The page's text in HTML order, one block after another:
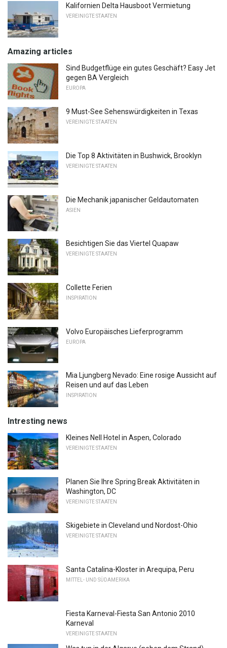
Kalifornien Delta Hausboot Vermietung
VEREINIGTE STAATEN
Amazing articles
Sind Budgetflüge ein gutes Geschäft? Easy Jet
gegen BA Vergleich
EUROPA
9 Must-See Sehenswürdigkeiten in Texas
VEREINIGTE STAATEN
Die Top 8 Aktivitäten in Bushwick, Brooklyn
VEREINIGTE STAATEN
Die Mechanik japanischer Geldautomaten
ASIEN
Besichtigen Sie das Viertel Quapaw
VEREINIGTE STAATEN
Collette Ferien
INSPIRATION
Volvo Europäisches Lieferprogramm
EUROPA
Mia Ljungberg Nevado: Eine rosige Aussicht auf
Reisen und auf das Leben
INSPIRATION
Intresting news
Kleines Nell Hotel in Aspen, Colorado
VEREINIGTE STAATEN
Planen Sie Ihre Spring Break Aktivitäten in
Washington, DC
VEREINIGTE STAATEN
Skigebiete in Cleveland und Nordost-Ohio
VEREINIGTE STAATEN
Santa Catalina-Kloster in Arequipa, Peru
MITTEL- UND SÜDAMERIKA
Fiesta Karneval-Fiesta San Antonio 2010
Karneval
VEREINIGTE STAATEN